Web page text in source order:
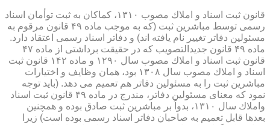
قانون ثبت اسناد و املاك مصوب ۱۳۱۰، كماكان به ثبت توأمان اسناد
رسمی توسط مباشرین ثبت (كه به موجب ماده ۴۹ قانون مرقوم به
مسئولین دفاتر تغییر نام یافته اند) و دفاتر اسناد رسمی اعتقاد دارد.
ماده ۴۹ قانون جدیدالتصویب كه در حقیقت برداشتی از ماده ۴۷
قانون ثبت اسناد و املاك مصوب سال ۱۲۹۰ و ماده ۱۴۲ قانون ثبت
اسناد و املاك مصوب سال ۱۳۰۸ بود، همان وظایف و اختیارات
مباشرین ثبت را به مسئولین دفاتر هم تعمیم می دهد. (باید توجه
نمود كه معنای مسئولین دفاتر، مندرج در ماده ۴۹ قانون ثبت اسناد
واملاك سال ۱۳۱۰، بدواً بر مباشرین ثبت صادق بوده و همچنین
بعدها قابل تعمیم به صاحبان دفاتر اسناد رسمی بوده است) زیرا